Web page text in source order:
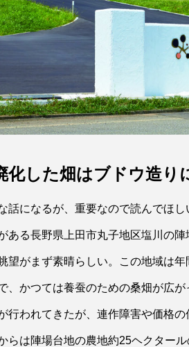
化した畑はブドウ造り
話になるが、重要なので読んでほ
ある長野県上田市丸子地区塩川の
望がまず素晴らしい。この地域は
、かつては養蚕のための桑畑が広
行われてきたが、連作障害や価格
らは陣場台地の農地約25ヘクター